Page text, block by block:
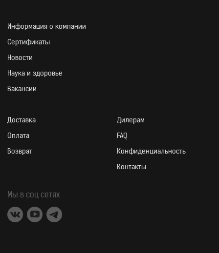
На 100г. продукта
Информация о компании
Сертификаты
Новости
Наука и здоровье
Вакансии
Доставка
Оплата
Возврат
Дилерам
FAQ
Конфиденциальность
Контакты
Мы в соц сетях